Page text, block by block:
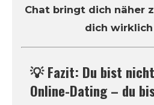
Chat bringt dich näher
dich
💡 Fazit: Du bist
Online-Dating – du